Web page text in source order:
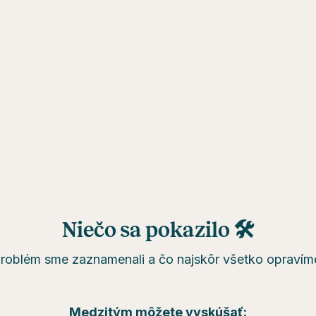
Niečo sa pokazilo 🛠
sme zaznamenali a čo najskôr všetko
Medzitým môžete vyskúšať: